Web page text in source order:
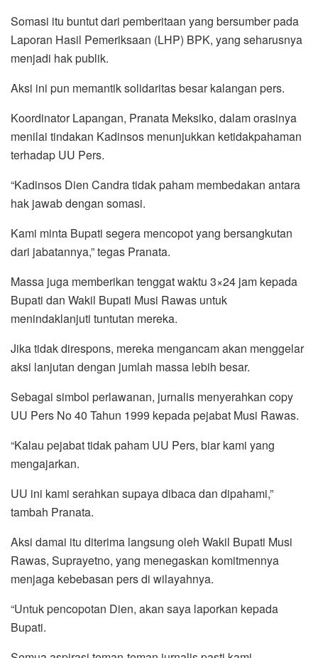
Somasi itu buntut dari pemberitaan yang bersumber pada
Laporan Hasil Pemeriksaan (LHP) BPK, yang seharusnya
menjadi hak publik.
Aksi ini pun memantik solidaritas besar kalangan pers.
Koordinator Lapangan, Pranata Meksiko, dalam orasinya
menilai tindakan Kadinsos menunjukkan ketidakpahaman
terhadap UU Pers.
“Kadinsos Dien Candra tidak paham membedakan antara
hak jawab dengan somasi.
Kami minta Bupati segera mencopot yang bersangkutan
dari jabatannya,” tegas Pranata.
Massa juga memberikan tenggat waktu 3×24 jam kepada
Bupati dan Wakil Bupati Musi Rawas untuk
menindaklanjuti tuntutan mereka.
Jika tidak direspons, mereka mengancam akan menggelar
aksi lanjutan dengan jumlah massa lebih besar.
Sebagai simbol perlawanan, jurnalis menyerahkan copy
UU Pers No 40 Tahun 1999 kepada pejabat Musi Rawas.
“Kalau pejabat tidak paham UU Pers, biar kami yang
mengajarkan.
UU ini kami serahkan supaya dibaca dan dipahami,”
tambah Pranata.
Aksi damai itu diterima langsung oleh Wakil Bupati Musi
Rawas, Suprayetno, yang menegaskan komitmennya
menjaga kebebasan pers di wilayahnya.
“Untuk pencopotan Dien, akan saya laporkan kepada
Bupati.